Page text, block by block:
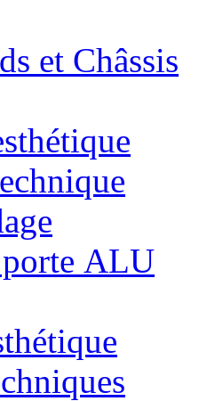
et Châssis
porte ALU